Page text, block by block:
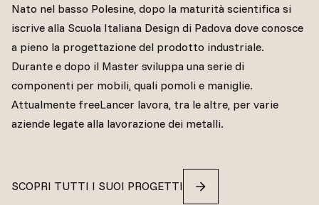
Nato nel basso Polesine, dopo la maturità scientifica si
iscrive alla Scuola Italiana Design di Padova dove conosce
a pieno la progettazione del prodotto industriale.
Durante e dopo il Master sviluppa una serie di
componenti per mobili, quali pomoli e maniglie.
Attualmente freeLancer lavora, tra le altre, per varie
aziende legate alla lavorazione dei metalli.
SCOPRI TUTTI I SUOI PROGETTI